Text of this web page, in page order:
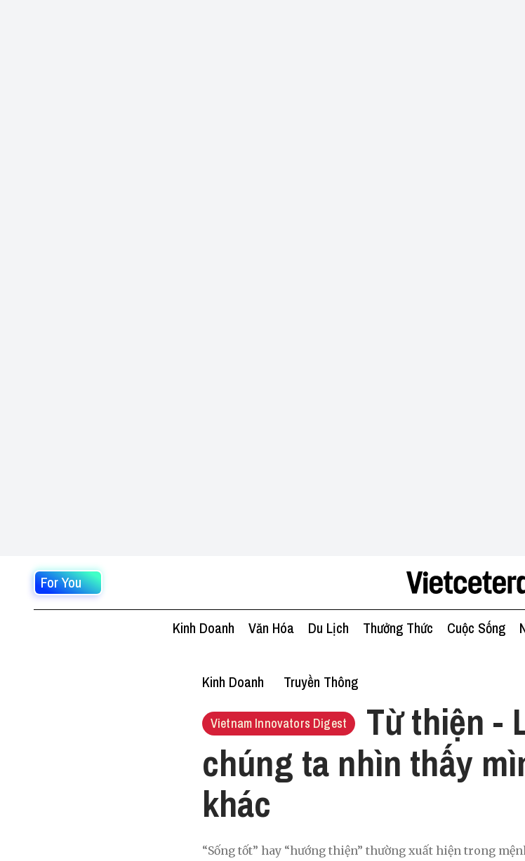
For You
Kinh Doanh Văn Hóa Du Lịch Thưởng Thức Cuộc Sống
Kinh Doanh Truyền Thông
Vietnam Innovators Digest
Từ thiện -
chúng ta nhìn thấy
khác
“Sống tốt” hay “hướng thiện” thường xuất hiện trong